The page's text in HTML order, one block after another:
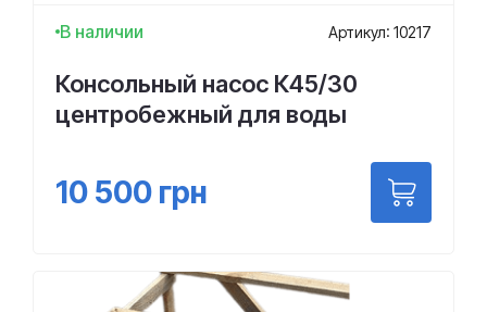
В наличии Артикул: 10217
Консольный насос К45/30
центробежный для воды
10 500 грн